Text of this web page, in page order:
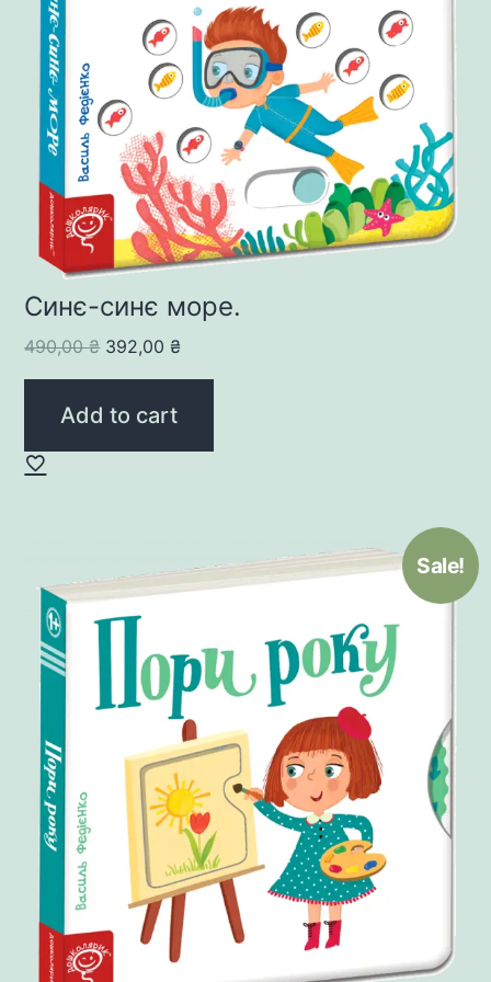
Синє-синє море.
490,00₴ Original
price
was:
392,00₴Current
price
Add to cart
Sale!